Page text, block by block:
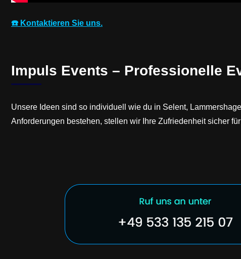
☎️ Kontaktieren Sie uns.
Impuls Events – Professionelle
Unsere Ideen sind so individuell wie du in Selent,
Anforderungen bestehen, stellen wir Ihre Zufriedenheit sicher